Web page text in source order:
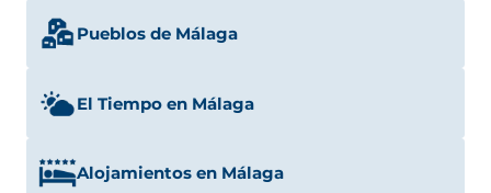
Pueblos de Málaga
El Tiempo en Málaga
Alojamientos en Málaga